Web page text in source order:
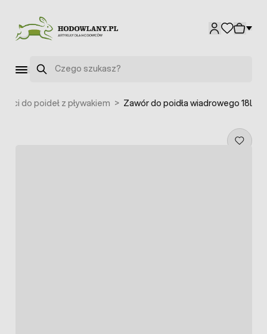
Szukaj
do poideł z pływakiem > Zawór do poidła wiadrowego 18l